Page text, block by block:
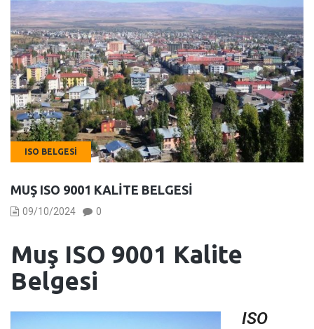
ISO BELGESI
MUŞ ISO 9001 KALITE BELGESI
09/10/2024 0
Muş ISO 9001 Kalite
Belgesi
ISO